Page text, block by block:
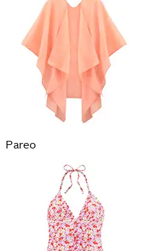
Pareo